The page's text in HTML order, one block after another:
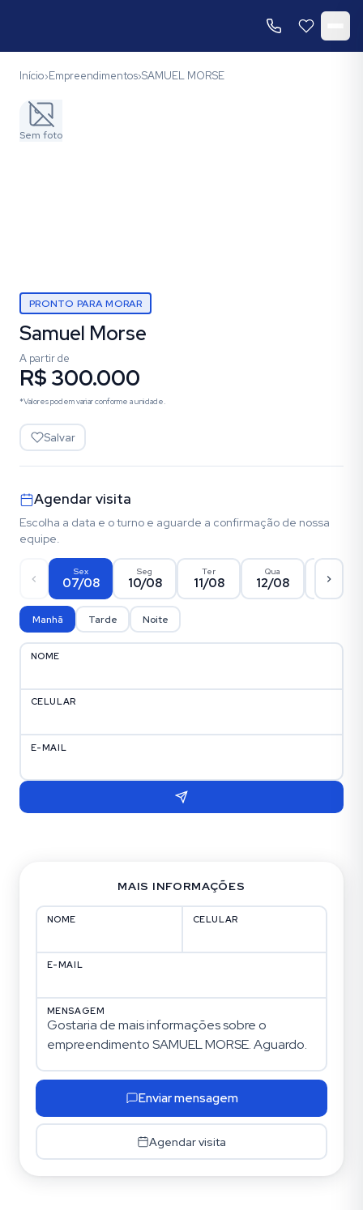
Início›Empreendimentos›SAMUEL MORSE
Sem foto
PRONTO PARA MORAR
Samuel Morse
A partir de
R$ 300.000
*Valores podem variar conforme a unidade.
Salvar
Agendar visita
Escolha a data e o turno e aguarde a confirmação de nossa
equipe.
Sex
07/08
Seg
10/08
Ter
11/08
Qua
12/08 13/08
Manhã Tarde Noite
NOME
CELULAR
E-MAIL
MAIS INFORMAÇÕES
NOME CELULAR
E-MAIL
MENSAGEM
Enviar mensagem
Agendar visita